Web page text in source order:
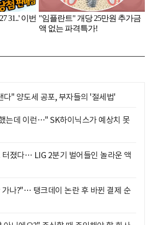
다" 양도세 공포, 부자들의 '절세법'
는데 이런…" SK하이닉스가 예상치 못
터졌다… LIG 2분기 벌어들인 놀라운 액
나?"… 탱크데이 논란 후 바뀐 결제 순